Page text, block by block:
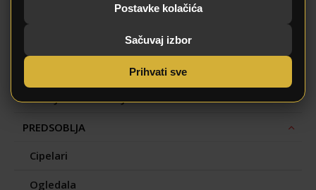
KUHINJA I TRPEZARIJA
PREDSOBLJA
Cipelari
Ogledala
Postavke kolačića
Sačuvaj izbor
Prihvati sve